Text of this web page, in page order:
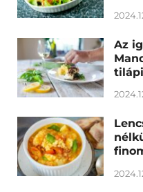
Az